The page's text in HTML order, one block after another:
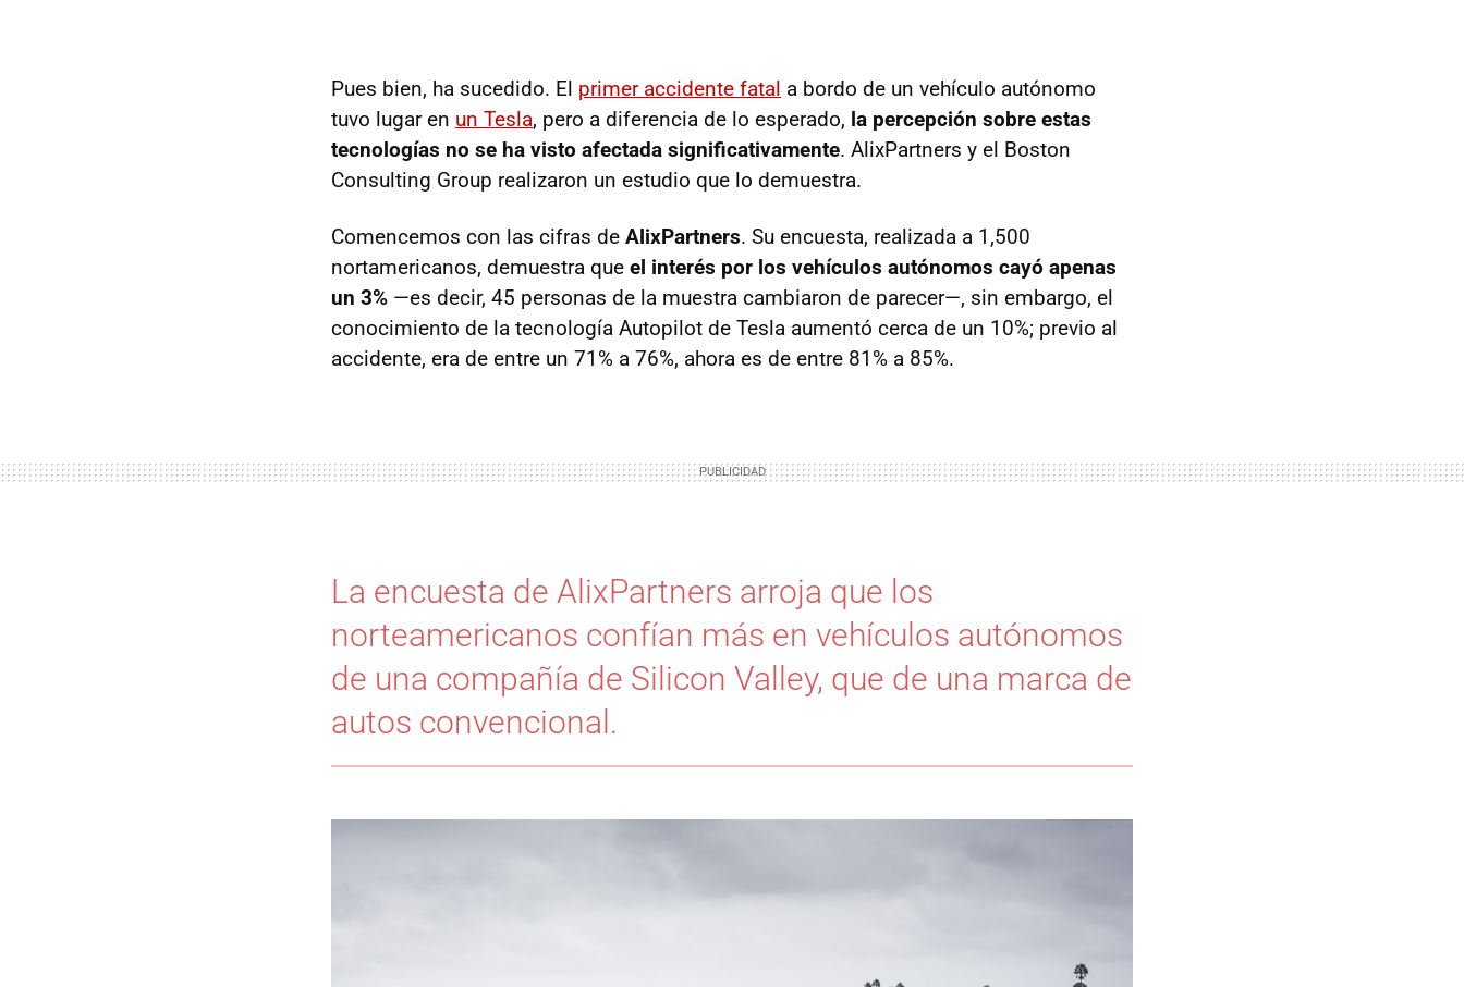
Pues bien, ha sucedido. El primer accidente fatal a bordo de un vehículo autónomo
tuvo lugar en un Tesla, pero a diferencia de lo esperado, la percepción sobre estas
tecnologías no se ha visto afectada significativamente. AlixPartners y el Boston
Consulting Group realizaron un estudio que lo demuestra.
Comencemos con las cifras de AlixPartners. Su encuesta, realizada a 1,500
nortamericanos, demuestra que el interés por los vehículos autónomos cayó apenas
un 3% —es decir, 45 personas de la muestra cambiaron de parecer—, sin embargo, el
conocimiento de la tecnología Autopilot de Tesla aumentó cerca de un 10%; previo al
accidente, era de entre un 71% a 76%, ahora es de entre 81% a 85%.
La encuesta de AlixPartners arroja que los
norteamericanos confían más en vehículos autónomos
de una compañía de Silicon Valley, que de una marca de
autos convencional.